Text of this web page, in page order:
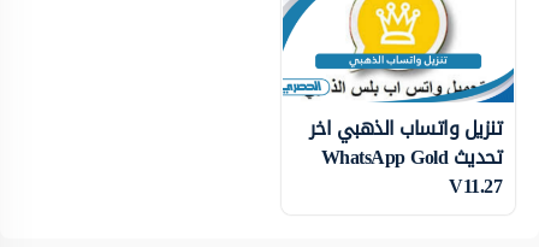
تنزيل واتساب الذهبي اخر
تحديث WhatsApp Gold
V11.27